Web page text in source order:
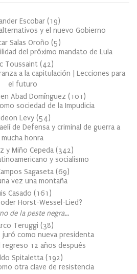
Escobar (19)
y el nuevo Gobierno
Salas Oroño (5)
del próximo mandato de Lula
Toussaint (42)
a la capitulación | Lecciones para
el futuro
Abad Domínguez (101 )
sociedad de la Impudicia
Levy (54)
de Defensa y criminal de guerra a
mucha honra
y Miño Cepeda (342)
y socialismo
Sagaseta (69)
vez una montaña
Casado (161 )
Horst-Wessel-Lied?
de la peste negra…
Teruggi (38)
juró como nueva presidenta
regreso 12 años después
Spitaletta (192)
otra clave de resistencia